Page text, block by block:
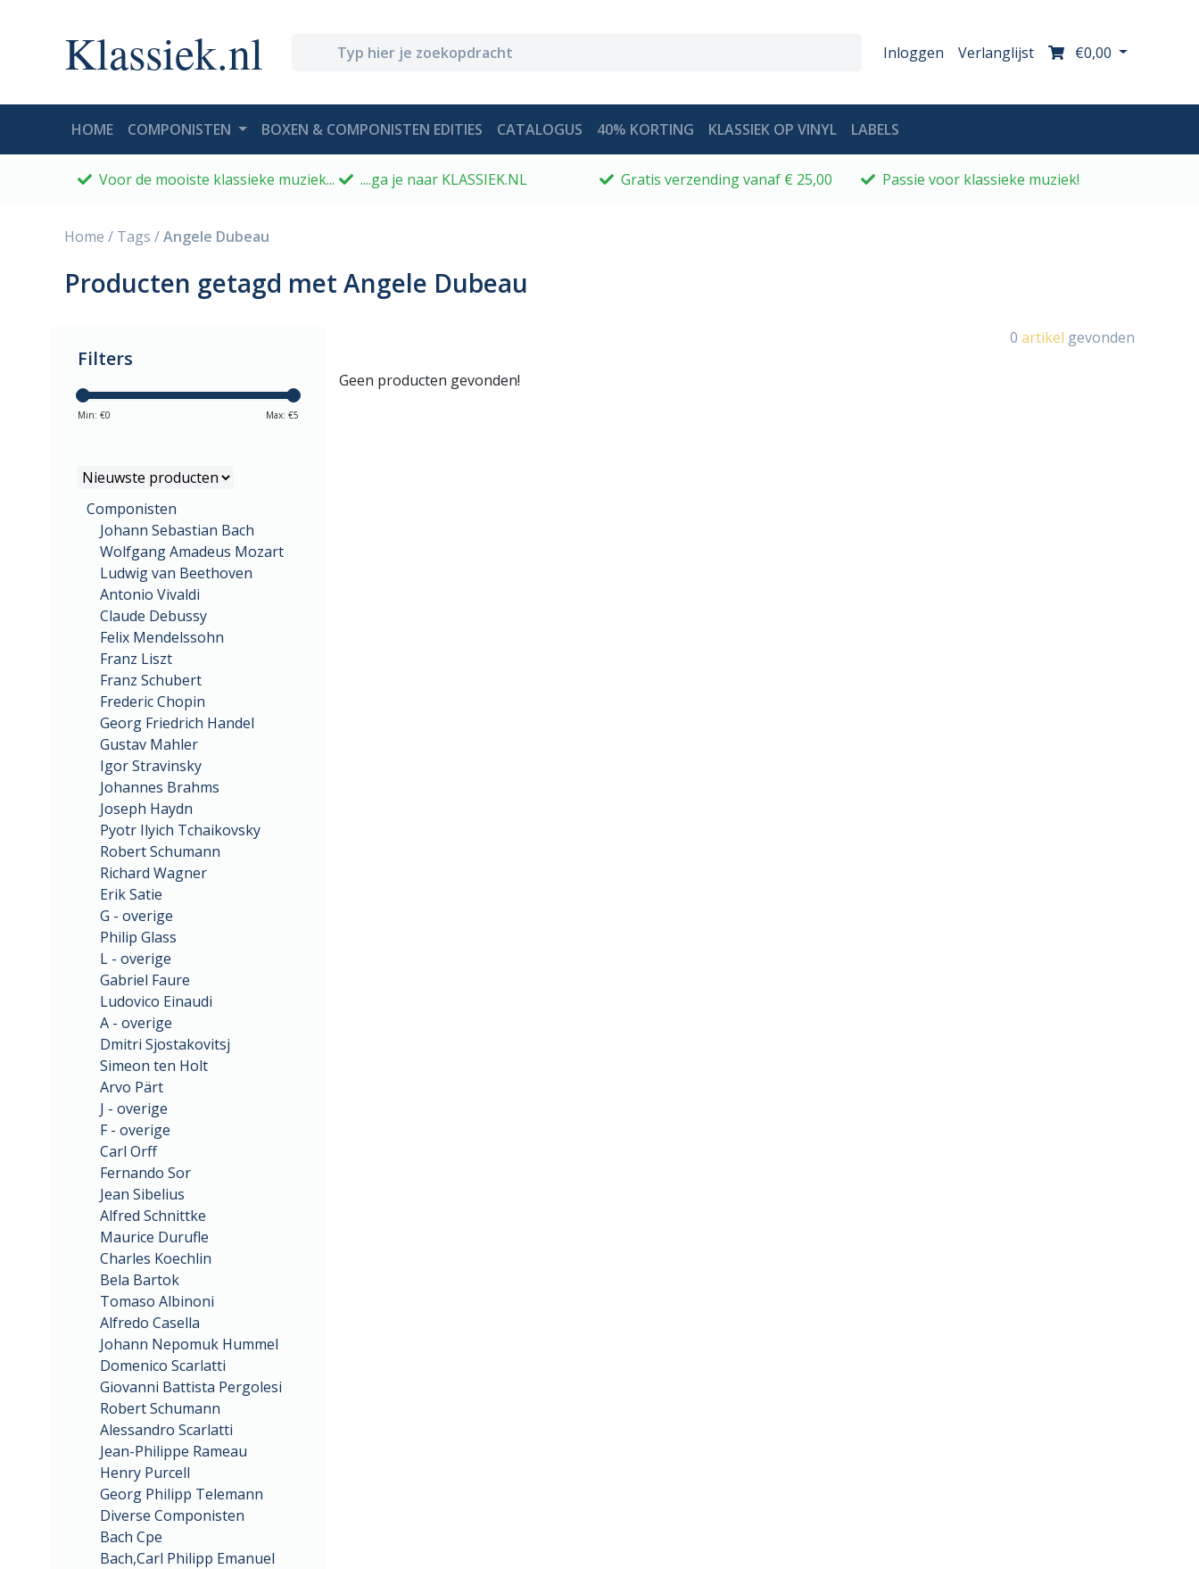
Klassiek.nl Inloggen Verlanglijst €0,00
HOME(CURRENT)
COMPONISTEN BOXEN & COMPONISTEN EDITIES CATALOGUS 40% KORTING KLASSIEK OP VINYL LABELS
Voor de mooiste klassieke muziek... ....ga je naar KLASSIEK.NL Gratis verzending vanaf € 25,00 Passie voor klassieke muziek!
Home / Tags /Angele Dubeau
Producten getagd met Angele Dubeau
Filters
Min: €0 Max: €5
Componisten
Johann Sebastian Bach
Wolfgang Amadeus Mozart
Ludwig van Beethoven
Antonio Vivaldi
Claude Debussy
Felix Mendelssohn
Franz Liszt
Franz Schubert
Frederic Chopin
Georg Friedrich Handel
Gustav Mahler
Igor Stravinsky
Johannes Brahms
Joseph Haydn
Pyotr Ilyich Tchaikovsky
Robert Schumann
Richard Wagner
Erik Satie
G - overige
Philip Glass
L - overige
Gabriel Faure
Ludovico Einaudi
A - overige
Dmitri Sjostakovitsj
Simeon ten Holt
Arvo Pärt
J - overige
F - overige
Carl Orff
Fernando Sor
Jean Sibelius
Alfred Schnittke
Maurice Durufle
Charles Koechlin
Bela Bartok
Tomaso Albinoni
Alfredo Casella
Johann Nepomuk Hummel
Domenico Scarlatti
Giovanni Battista Pergolesi
Robert Schumann
Alessandro Scarlatti
Jean-Philippe Rameau
Henry Purcell
Georg Philipp Telemann
Diverse Componisten
Bach Cpe
Bach,Carl Philipp Emanuel
0 artikel gevonden
Geen producten gevonden!